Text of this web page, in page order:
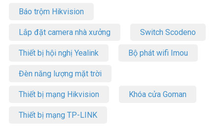
Báo trộm Hikvision
Lắp đặt camera nhà xưởng Switch Scodeno
Thiết bị hội nghị Yealink Bộ phát wifi Imou
Đèn năng lượng mặt trời
Thiết bị mạng Hikvision Khóa cửa Goman
Thiết bị mạng TP-LINK